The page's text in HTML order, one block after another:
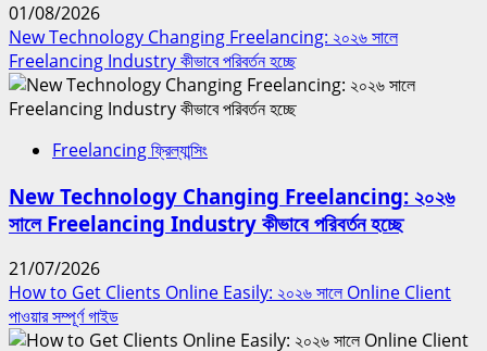
01/08/2026
New Technology Changing Freelancing: ২০২৬ সালে
Freelancing Industry কীভাবে পরিবর্তন হচ্ছে
Freelancing ফ্রিল্যান্সিং
New Technology Changing Freelancing: ২০২৬
সালে Freelancing Industry কীভাবে পরিবর্তন হচ্ছে
21/07/2026
How to Get Clients Online Easily: ২০২৬ সালে Online Client
পাওয়ার সম্পূর্ণ গাইড